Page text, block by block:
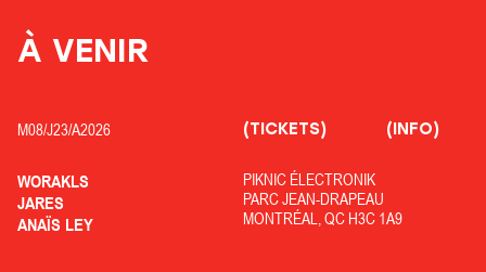
À VENIR
M08/J23/A2026
WORAKLS
JARES
ANAÏS LEY
PIKNIC ÉLECTRONIK
PARC JEAN-DRAPEAU
MONTRÉAL, QC H3C 1A9
(TICKETS) (INFO)